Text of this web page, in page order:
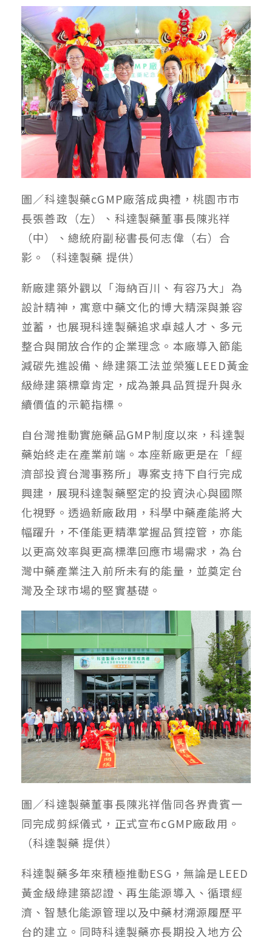
圖／科達製藥cGMP廠落成典禮，桃園市市
長張善政（左）、科達製藥董事長陳兆祥
（中）、總統府副秘書長何志偉（右）合
影。（科達製藥 提供）
新廠建築外觀以「海納百川、有容乃大」為
設計精神，寓意中藥文化的博大精深與兼容
並蓄，也展現科達製藥追求卓越人才、多元
整合與開放合作的企業理念。本廠導入節能
減碳先進設備、綠建築工法並榮獲LEED黃金
級綠建築標章肯定，成為兼具品質提升與永
續價值的示範指標。
自台灣推動實施藥品GMP制度以來，科達製
藥始終走在產業前端。本座新廠更是在「經
濟部投資台灣事務所」專案支持下自行完成
興建，展現科達製藥堅定的投資決心與國際
化視野。透過新廠啟用，科學中藥產能將大
幅躍升，不僅能更精準掌握品質控管，亦能
以更高效率與更高標準回應市場需求，為台
灣中藥產業注入前所未有的能量，並奠定台
灣及全球市場的堅實基礎。
圖／科達製藥董事長陳兆祥偕同各界貴賓一
同完成剪綵儀式，正式宣布cGMP廠啟用。
（科達製藥 提供）
科達製藥多年來積極推動ESG，無論是LEED
黃金級綠建築認證、再生能源導入、循環經
濟、智慧化能源管理以及中藥材溯源履歷平
台的建立。同時科達製藥亦長期投入地方公